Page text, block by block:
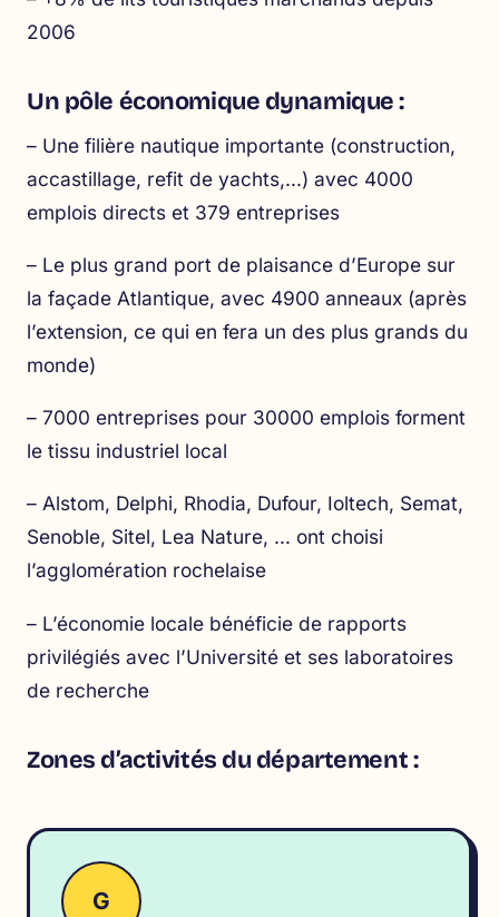
2006
Un pôle économique dynamique :
– Une filière nautique importante (construction,
accastillage, refit de yachts,…) avec 4000
emplois directs et 379 entreprises
– Le plus grand port de plaisance d’Europe sur
la façade Atlantique, avec 4900 anneaux (après
l’extension, ce qui en fera un des plus grands du
monde)
– 7000 entreprises pour 30000 emplois forment
le tissu industriel local
– Alstom, Delphi, Rhodia, Dufour, Ioltech, Semat,
Senoble, Sitel, Lea Nature, … ont choisi
l’agglomération rochelaise
– L’économie locale bénéficie de rapports
privilégiés avec l’Université et ses laboratoires
de recherche
Zones d’activités du département :
G